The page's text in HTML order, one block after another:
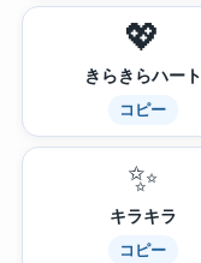
💖
きらきらハート
コピー
✨
キラキラ
コピー